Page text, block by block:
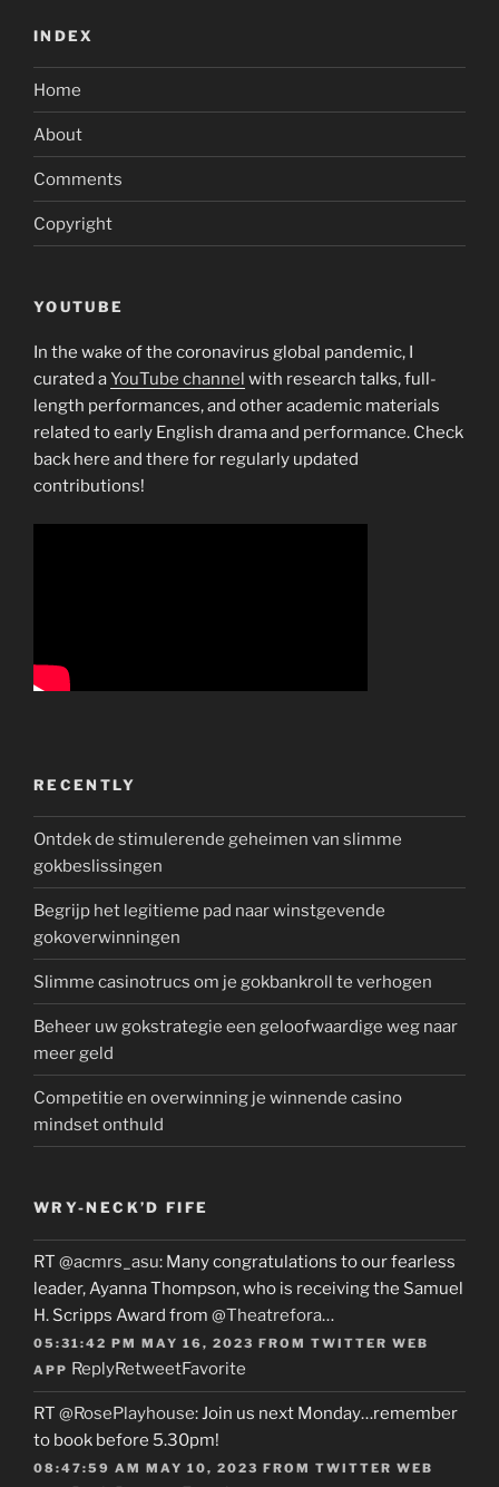
INDEX
Home
About
Comments
Copyright
YOUTUBE
In the wake of the coronavirus global pandemic, I
curated aYouTube channel with research talks, full-
length performances, and other academic materials
related to early English drama and performance. Check
back here and there for regularly updated
contributions!
RECENTLY
Ontdek de stimulerende geheimen van slimme
gokbeslissingen
Begrijp het legitieme pad naar winstgevende
gokoverwinningen
Slimme casinotrucs om je gokbankroll te verhogen
Beheer uw gokstrategie een geloofwaardige weg naar
meer geld
Competitie en overwinning je winnende casino
mindset onthuld
WRY-NECK’D FIFE
RT @acmrs_asu: Many congratulations to our fearless
leader, Ayanna Thompson, who is receiving the Samuel
H. Scripps Award from @Theatrefora…
05:31:42 PM MAY 16, 2023 FROM TWITTER WEB
APP ReplyRetweetFavorite
RT @RosePlayhouse: Join us next Monday…remember
to book before 5.30pm!
08:47:59 AM MAY 10, 2023 FROM TWITTER WEB